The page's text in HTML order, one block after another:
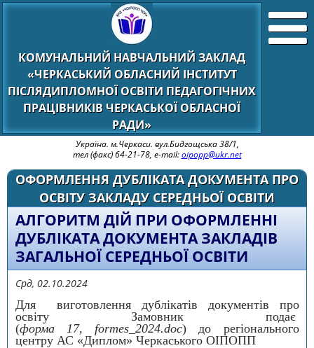
КОМУНАЛЬНИЙ НАВЧАЛЬНИЙ ЗАКЛАД
«ЧЕРКАСЬКИЙ ОБЛАСНИЙ ІНСТИТУТ
ПІСЛЯДИПЛОМНОЇ ОСВІТИ ПЕДАГОГІЧНИХ
ПРАЦІВНИКІВ ЧЕРКАСЬКОЇ ОБЛАСНОЇ
РАДИ»
Україна. м.Черкаси. вул.Бидгощська 38/1,
тел (факс) 64-21-78, e-mail:oipopp@ukr.net
ОФОРМЛЕННЯ ДУБЛІКАТА ДОКУМЕНТА ПРО
ОСВІТУ ЗАКЛАДУ СЕРЕДНЬОЇ ОСВІТИ
АЛГОРИТМ ДІЙ ПРИ ОФОРМЛЕННІ
ДУБЛІКАТА ДОКУМЕНТА ЗАКЛАДІВ
ЗАГАЛЬНОЇ СЕРЕДНЬОЇ ОСВІТИ
Срд, 02.10.2024
Для виготовлення дублікатів документів про
освіту Замовник подає
(форма 17, formes_2024.doc) до регіонального
центру АС «Диплом» Черкаського ОІПОПП